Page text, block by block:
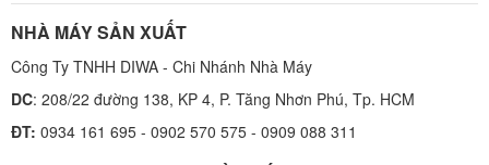
NHÀ MÁY SẢN XUẤT
Công Ty TNHH DIWA - Chi Nhánh Nhà Máy
DC: 208/22 đường 138, KP 4, P. Tăng Nhơn Phú, Tp. HCM
ĐT: 0934 161 695 - 0902 570 575 - 0909 088 311